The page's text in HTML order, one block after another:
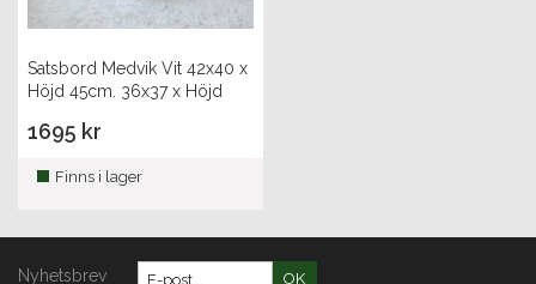
Satsbord Medvik Vit 42x40 x
Höjd 45cm. 36x37 x Höjd
1695 kr
Finns i lager
Nyhetsbrev OK